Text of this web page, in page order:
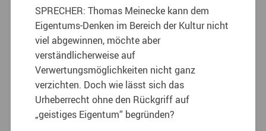
SPRECHER: Thomas Meinecke kann dem
Eigentums-Denken im Bereich der Kultur nicht
viel abgewinnen, möchte aber
verständlicherweise auf
Verwertungsmöglichkeiten nicht ganz
verzichten. Doch wie lässt sich das
Urheberrecht ohne den Rückgriff auf
„geistiges Eigentum“ begründen?